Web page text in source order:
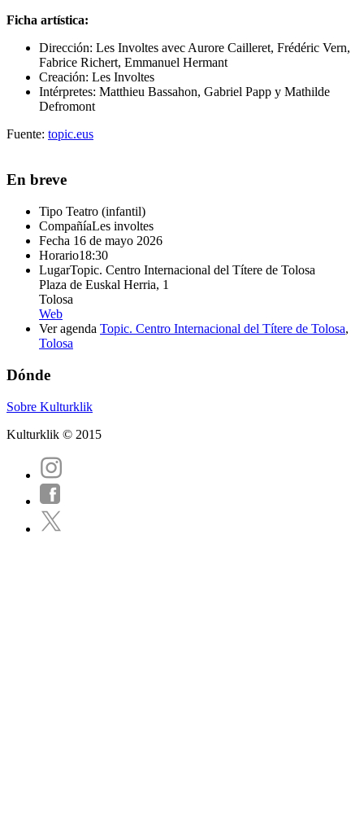
Ficha artística:
Dirección: Les Involtes avec Aurore Cailleret, Frédéric Vern,
Fabrice Richert, Emmanuel Hermant
Creación: Les Involtes
Intérpretes: Matthieu Bassahon, Gabriel Papp y Mathilde
Defromont
Fuente: topic.eus
En breve
Tipo Teatro (infantil)
CompañíaLes involtes
Fecha 16 de mayo 2026
Horario18:30
LugarTopic. Centro Internacional del Títere de Tolosa
Plaza de Euskal Herria, 1
Tolosa
Web
Ver agenda Topic. Centro Internacional del Títere de Tolosa,
Tolosa
Dónde
Sobre Kulturklik
Kulturklik © 2015